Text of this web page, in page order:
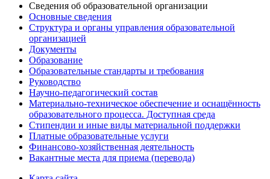
Сведения об образовательной организации
Основные сведения
Структура и органы управления образовательной
организацией
Документы
Образование
Образовательные стандарты и требования
Руководство
Научно-педагогический состав
Материально-техническое обеспечение и оснащённость
образовательного процесса. Доступная среда
Стипендии и иные виды материальной поддержки
Платные образовательные услуги
Финансово-хозяйственная деятельность
Вакантные места для приема (перевода)